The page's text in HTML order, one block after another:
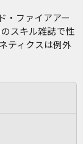
・ファイアアー
スキル雑誌で性
ティクスは例外